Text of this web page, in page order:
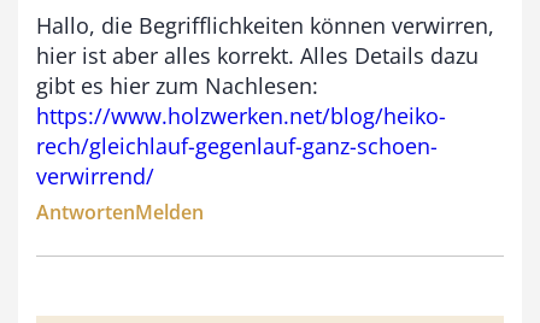
Hallo, die Begrifflichkeiten können verwirren,
hier ist aber alles korrekt. Alles Details dazu
gibt es hier zum Nachlesen:
https://www.holzwerken.net/blog/heiko-
rech/gleichlauf-gegenlauf-ganz-schoen-
verwirrend/
AntwortenMelden